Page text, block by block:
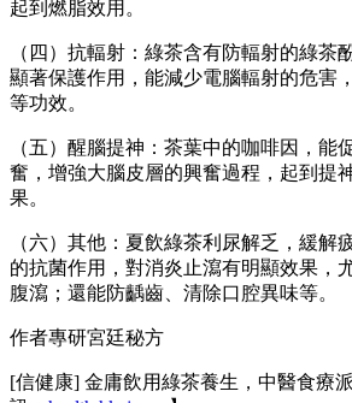
起到燃脂效用。
（四）抗輻射：綠茶含有防輻射的綠茶
顯著保護作用，能減少電腦輻射的危害
等功效。
（五）醒腦提神：茶葉中的咖啡因，能
奮，增強大腦皮層的興奮過程，起到提
果。
（六）其他：夏飲綠茶利尿解乏，緩解
的抗菌作用，對消炎止瀉有明顯效果，
腹瀉；還能防齲齒、清除口腔異味等。
作者專研宮廷秘方
[信健康] 金庸飲用綠茶養生，中醫食療